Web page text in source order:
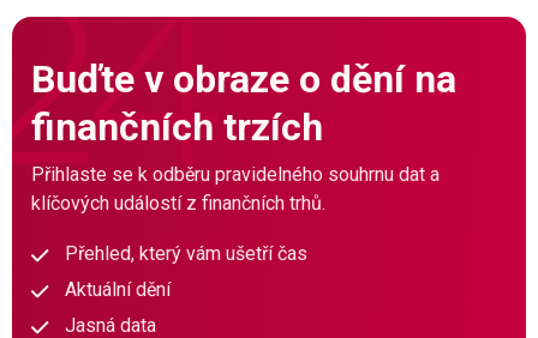
Buďte v obraze o dění na
finančních trzích
Přihlaste se k odběru pravidelného souhrnu dat a
klíčových událostí z finančních trhů.
Přehled, který vám ušetří čas
Aktuální dění
Jasná data